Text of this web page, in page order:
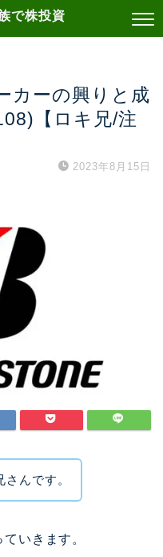
で株投資
カーの興りと成
【ロキ兄/注
2023年8月15日
んです。
いきます。